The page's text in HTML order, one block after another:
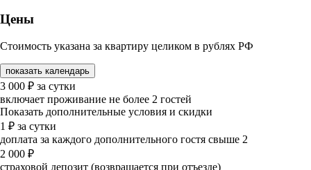
Цены
Стоимость указана за квартиру целиком в рублях РФ
показать календарь
3 000 ₽ за сутки
включает проживание не более 2 гостей
Показать дополнительные условия и скидки
1 ₽ за сутки
доплата за каждого дополнительного гостя свыше 2
2 000 ₽
страховой депозит (возвращается при отъезде)